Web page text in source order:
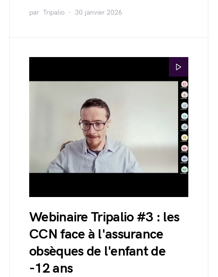
par Tripalio 30 janvier 2026
Webinaire Tripalio #3 : les
CCN face à l'assurance
obsèques de l'enfant de
-12 ans